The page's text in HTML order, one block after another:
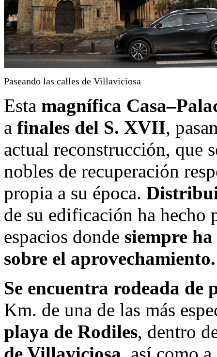
Paseando las calles de Villaviciosa
Esta magnífica
a finales del S. XVII,
actual reconstrucción, que
nobles de recuperación
propia a su época.
de su edificación ha hecho
espacios donde siempre
sobre el aprovechamiento.
Se encuentra rodeada de
Km. de una de las más
playa de Rodiles, dentro